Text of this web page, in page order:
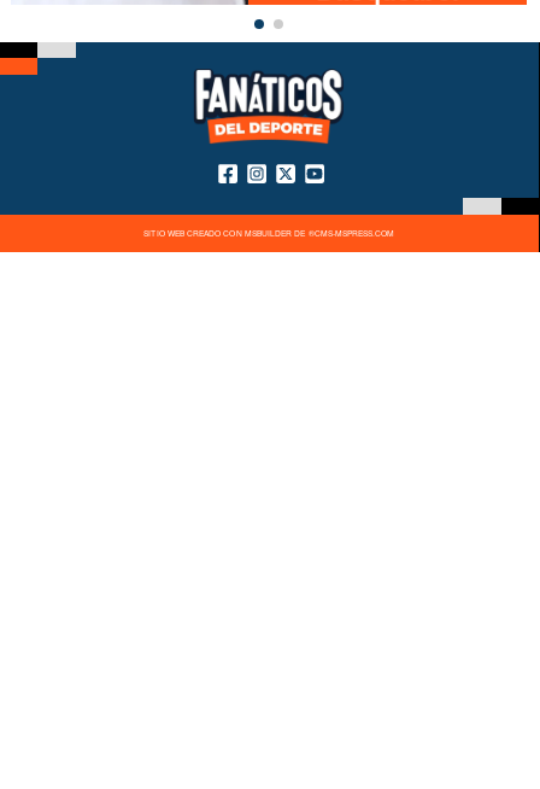
SITIO WEB CREADO CON MSBUILDER DE ®CMS-MSPRESS.COM